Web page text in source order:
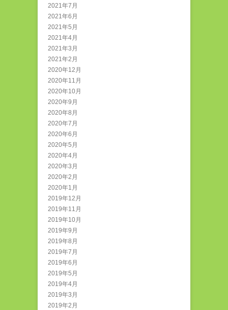
2021年7月
2021年6月
2021年5月
2021年4月
2021年3月
2021年2月
2020年12月
2020年11月
2020年10月
2020年9月
2020年8月
2020年7月
2020年6月
2020年5月
2020年4月
2020年3月
2020年2月
2020年1月
2019年12月
2019年11月
2019年10月
2019年9月
2019年8月
2019年7月
2019年6月
2019年5月
2019年4月
2019年3月
2019年2月